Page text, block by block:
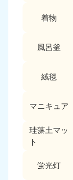
着物
風呂釜
絨毯
マニキュア
珪藻土マッ
ト
蛍光灯
香川県
050-
9:00〜19:00
9:00〜19:00